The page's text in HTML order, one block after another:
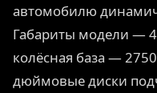
автомобилю
Габариты модели —
колёсная база —
дюймовые диски